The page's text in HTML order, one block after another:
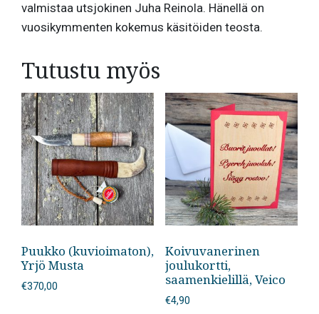
valmistaa utsjokinen Juha Reinola. Hänellä on
vuosikymmenten kokemus käsitöiden teosta.
Tutustu myös
Puukko (kuvioimaton),
Yrjö Musta
€370,00
Koivuvanerinen
joulukortti,
saamenkielillä, Veico
€4,90